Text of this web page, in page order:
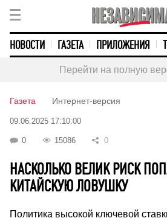
НОВОСТИ ГАЗЕТА ПРИЛОЖЕНИЯ
Перейти на полную
Газета Интернет-версия
09.06.2025 17:10:00
0 15086 0
НАСКОЛЬКО ВЕЛИК РИСК
КИТАЙСКУЮ ЛОВУШКУ
Политика высокой ключевой